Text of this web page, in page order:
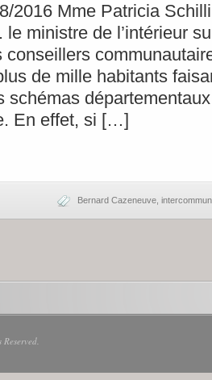
2016 Mme Patricia
le ministre de l’intérieur
conseillers
de mille habitants
schémas
En effet, si […]
Bernard Cazeneuve